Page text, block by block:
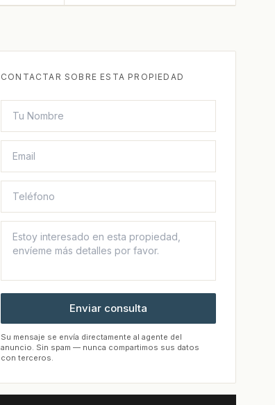
CONTACTAR SOBRE ESTA PROPIEDAD
Enviar consulta
Su mensaje se envía directamente al agente del
anuncio. Sin spam — nunca compartimos sus datos
con terceros.